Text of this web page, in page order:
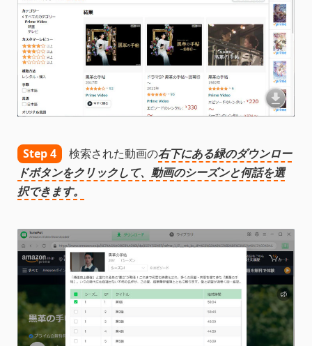
Step 4 検索された動画の右下にある緑のダウンロー
ドボタンをクリックして、動画のシーズンと何話を選
択できます。